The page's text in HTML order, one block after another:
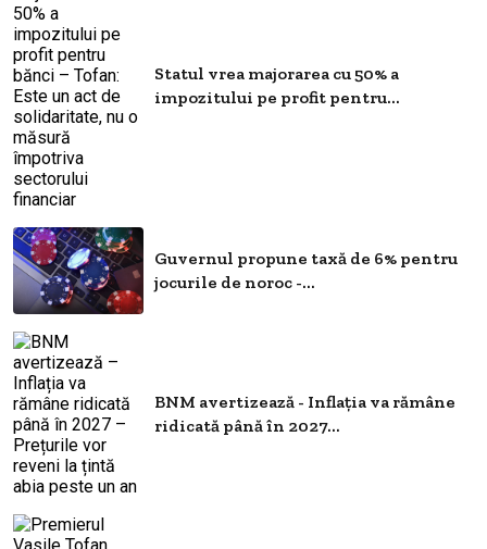
Statul vrea majorarea cu 50% a
impozitului pe profit pentru...
Guvernul propune taxă de 6% pentru
jocurile de noroc -...
BNM avertizează - Inflația va rămâne
ridicată până în 2027...